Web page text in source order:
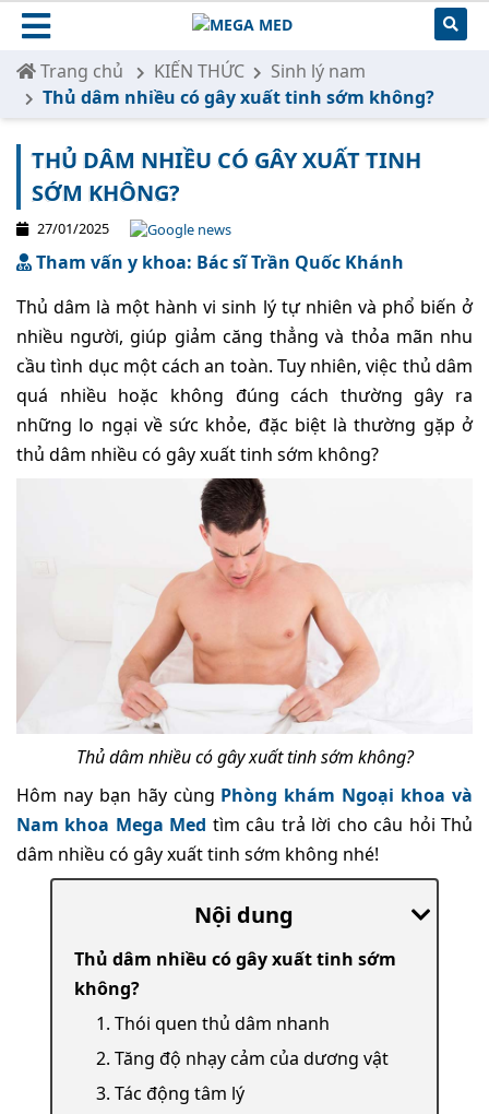
Trang chủ KIẾN THỨC
Sinh lý nam
Thủ dâm nhiều có gây xuất tinh sớm không?
THỦ DÂM NHIỀU CÓ GÂY XUẤT TINH
SỚM KHÔNG?
27/01/2025
Tham vấn y khoa: Bác sĩ Trần Quốc Khánh
Thủ dâm là một hành vi sinh lý tự nhiên và phổ biến ở
nhiều người, giúp giảm căng thẳng và thỏa mãn nhu
cầu tình dục một cách an toàn. Tuy nhiên, việc thủ dâm
quá nhiều hoặc không đúng cách thường gây ra
những lo ngại về sức khỏe, đặc biệt là thường gặp ở
thủ dâm nhiều có gây xuất tinh sớm không?
Thủ dâm nhiều có gây xuất tinh sớm không?
Hôm nay bạn hãy cùng Phòng khám Ngoại khoa và
Nam khoa Mega Med tìm câu trả lời cho câu hỏi Thủ
dâm nhiều có gây xuất tinh sớm không nhé!
Nội dung
Thủ dâm nhiều có gây xuất tinh sớm
không?
1. Thói quen thủ dâm nhanh
2. Tăng độ nhạy cảm của dương vật
3. Tác động tâm lý